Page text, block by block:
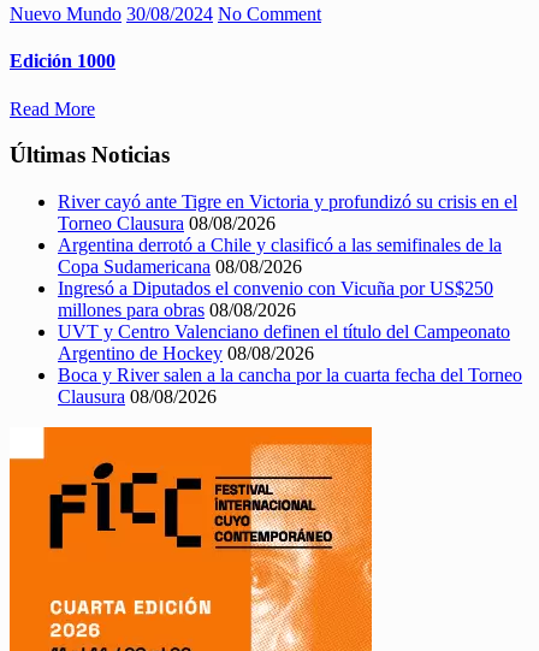
Nuevo Mundo 30/08/2024 No Comment
Edición 1000
Read More
Últimas Noticias
River cayó ante Tigre en Victoria y profundizó su crisis en el
Torneo Clausura 08/08/2026
Argentina derrotó a Chile y clasificó a las semifinales de la
Copa Sudamericana 08/08/2026
Ingresó a Diputados el convenio con Vicuña por US$250
millones para obras 08/08/2026
UVT y Centro Valenciano definen el título del Campeonato
Argentino de Hockey 08/08/2026
Boca y River salen a la cancha por la cuarta fecha del Torneo
Clausura 08/08/2026